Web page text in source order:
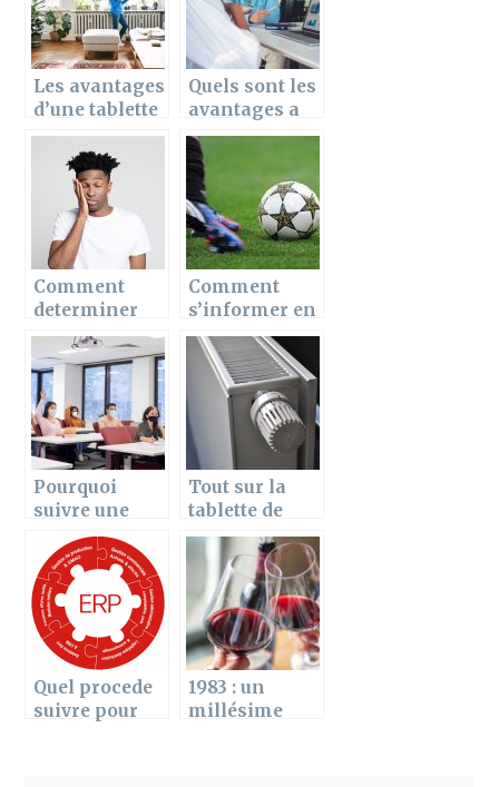
Les avantages
d’une tablette
de radiateur et
ses criteres de
choix
Quels sont les
avantages a
engager une
agence de
publicite ?
Comment
determiner
une agence
dentaire ?
Comment
s’informer en
temps réel sur
l’actualité
footballistiqu
Pourquoi
suivre une
formation en
hygiène et
salubrité ?
Tout sur la
tablette de
radiateur
Quel procede
suivre pour
1983 : un
millésime